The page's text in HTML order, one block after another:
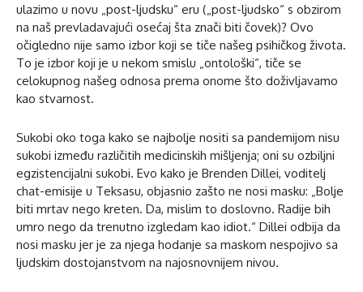
ulazimo u novu „post-ljudsku“ eru („post-ljudsko“ s obzirom
na naš prevladavajući osećaj šta znači biti čovek)? Ovo
očigledno nije samo izbor koji se tiče našeg psihičkog života.
To je izbor koji je u nekom smislu „ontološki“, tiče se
celokupnog našeg odnosa prema onome što doživljavamo
kao stvarnost.
Sukobi oko toga kako se najbolje nositi sa pandemijom nisu
sukobi između različitih medicinskih mišljenja; oni su ozbiljni
egzistencijalni sukobi. Evo kako je Brenden Dillei, voditelj
chat-emisije u Teksasu, objasnio zašto ne nosi masku: „Bolje
biti mrtav nego kreten. Da, mislim to doslovno. Radije bih
umro nego da trenutno izgledam kao idiot.“ Dillei odbija da
nosi masku jer je za njega hodanje sa maskom nespojivo sa
ljudskim dostojanstvom na najosnovnijem nivou.